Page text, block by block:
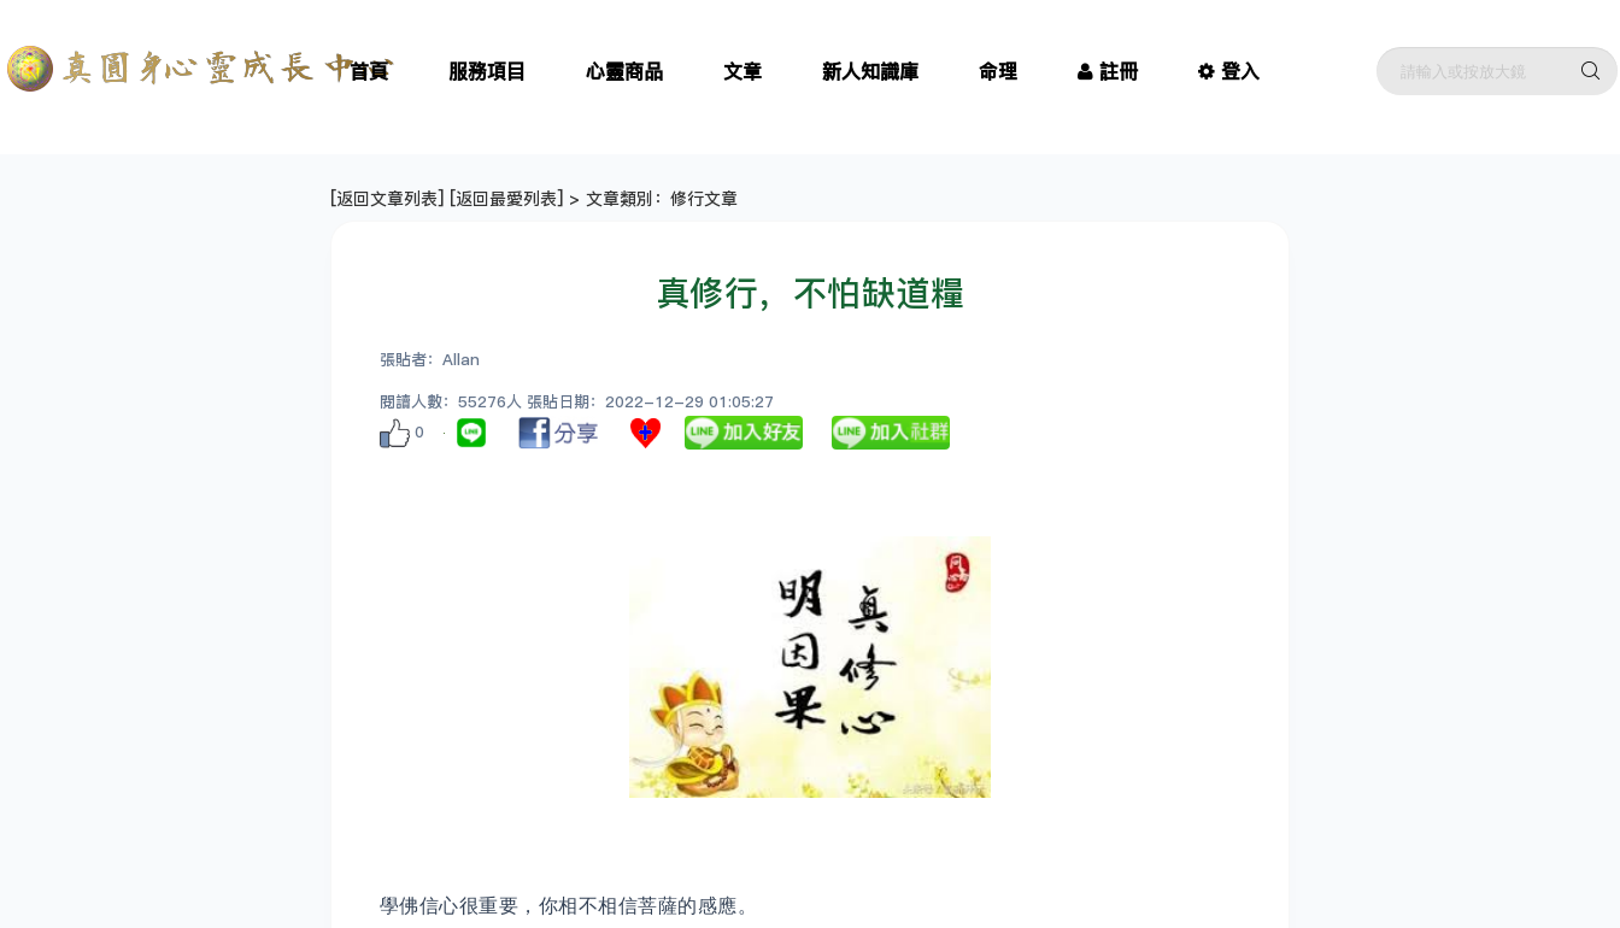
首頁 服務項目 心靈商品 文章 新人知識庫 命理 註冊 登入
[返回文章列表] [返回最愛列表] > 文章類別：修行文章
真修行，不怕缺道糧
張貼者：Allan
閱讀人數：55276人 張貼日期：2022-12-29 01:05:27
0
學佛信心很重要，你相不相信菩薩的感應。